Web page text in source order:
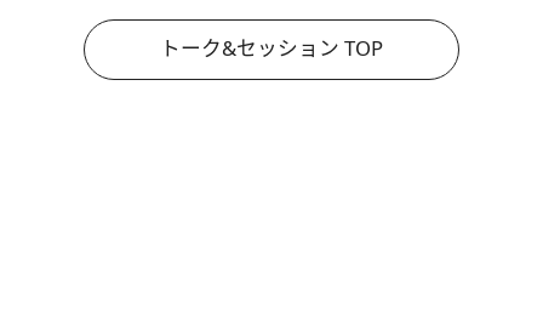
トーク&セッション TOP